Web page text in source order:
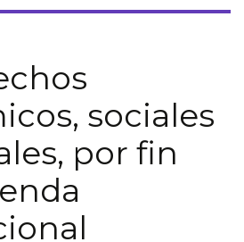
sociales
por fin